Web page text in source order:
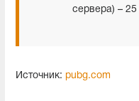
сервера) –
Источник: pubg.com